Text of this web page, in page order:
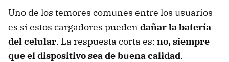
Uno de los temores comunes entre los usuarios
es si estos cargadores pueden dañar la batería
del celular. La respuesta corta es: no, siempre
que el dispositivo sea de buena calidad.